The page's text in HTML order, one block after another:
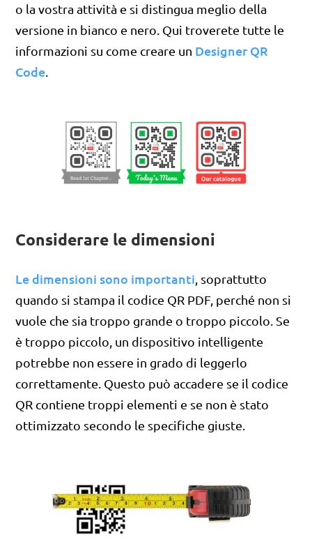
o la vostra attività e si distingua meglio della
versione in bianco e nero. Qui troverete tutte le
informazioni su come creare un Designer QR
Code
Considerare le dimensioni
Le dimensioni sono importanti, soprattutto
quando si stampa il codice QR PDF, perché non si
vuole che sia troppo grande o troppo piccolo. Se
è troppo piccolo, un dispositivo intelligente
potrebbe non essere in grado di leggerlo
correttamente. Questo può accadere se il codice
QR contiene troppi elementi e se non è stato
ottimizzato secondo le specifiche giuste.